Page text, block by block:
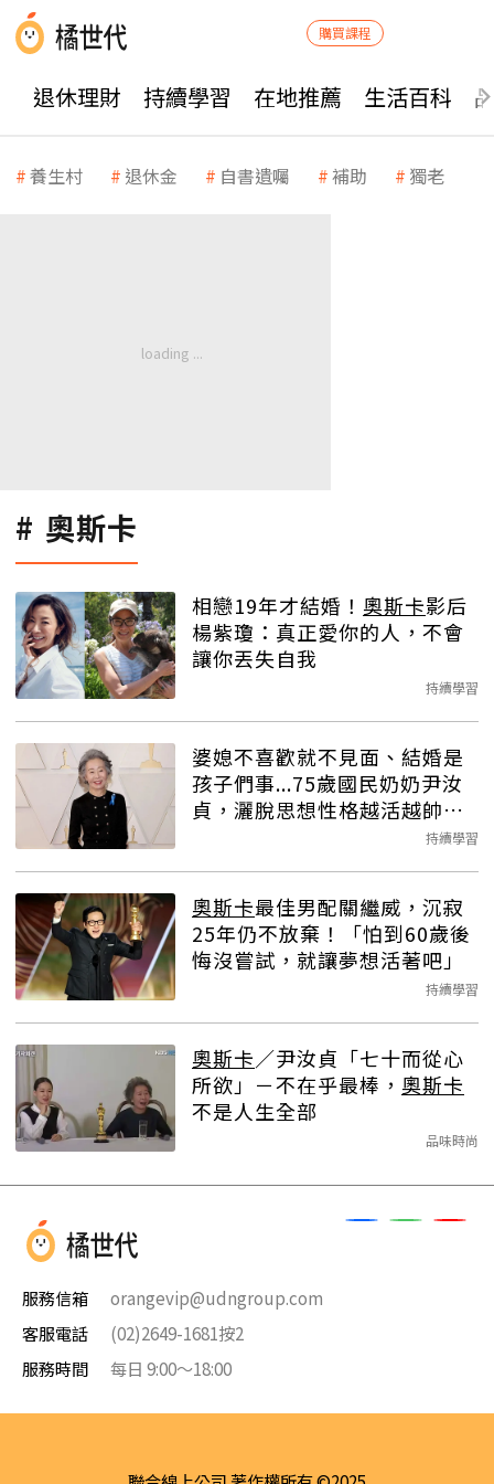
購買課程
退休理財 持續學習 在地推薦 生活百科
養生村 退休金 自書遺囑 補助 獨老
奧斯卡
相戀19年才結婚！ 奧斯卡影后
楊紫瓊：真正愛你的人，不會
讓你丟失自我
持續學習
婆媳不喜歡就不見面、結婚是
孩子們事...75歲國民奶奶尹汝
貞，灑脫思想性格越活越帥
持續學習
奧斯卡最佳男配關繼威，沉寂
25年仍不放棄！「怕到60歲後
悔沒嘗試，就讓夢想活著吧」
持續學習
奧斯卡／尹汝貞「七十而從心
所欲」－不在乎最棒， 奧斯卡
不是人生全部
品味時尚
服務信箱
orangevip@udngroup.com
客服電話
(02)2649-1681按2
服務時間
每日 9:00～18:00